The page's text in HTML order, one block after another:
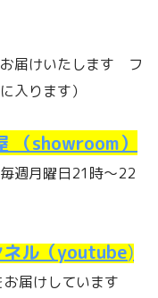
お届けいたします フ
入ります）
（showroom）
週月曜日21時～22
ネル（youtube)
お届けしています